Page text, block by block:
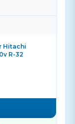
Hitachi
R-32